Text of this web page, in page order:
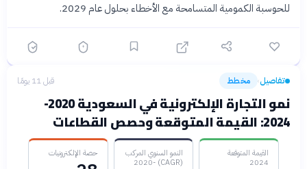
للحوسبة الكمومية المتسامحة مع الأخطاء بحلول عام 2029.
تفاصيل› مخطط قبل 11 يومًا
نمو التجارة الإلكترونية في السعودية 2020-
2024: القيمة المتوقعة وحصص القطاعات
القيمة المتوقعة
2024
النمو السنوي المركب
(CAGR) 2020-
حصة الإلكترونيات